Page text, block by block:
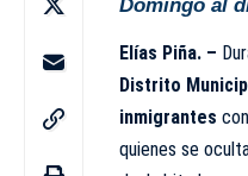
Domingo al
Elías Piña. –
Distrito
inmigrantes
quienes se